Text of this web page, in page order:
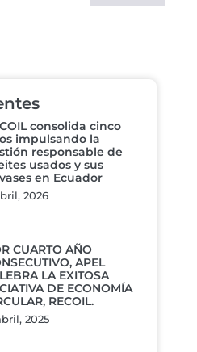
consolida cinco
impulsando la
responsable de
usados y sus
en Ecuador
2026
CUARTO AÑO
APEL
LA EXITOSA
DE ECONOMÍA
RECOIL.
2025